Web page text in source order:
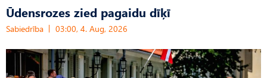
Ūdensrozes zied pagaidu dīķī
Sabiedrība 03:00, 4. Aug, 2026